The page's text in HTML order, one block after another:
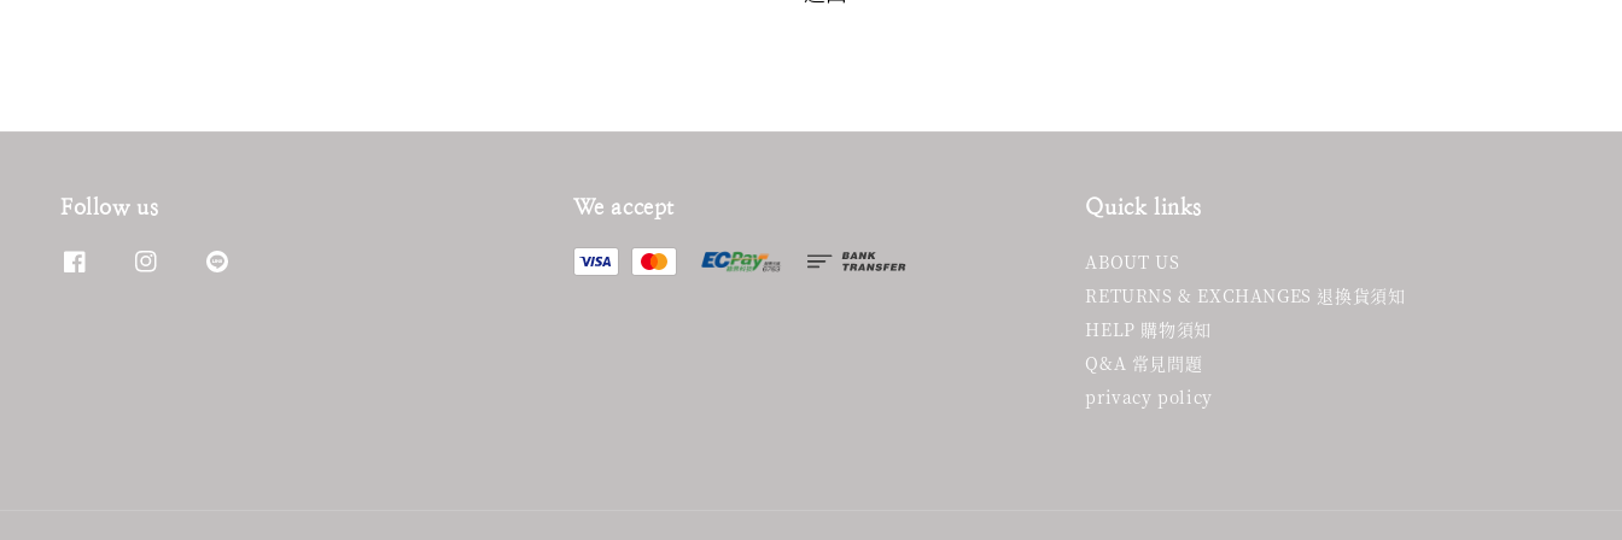
Follow us We accept Quick links
ABOUT US
RETURNS & EXCHANGES 退換貨須知
HELP 購物須知
Q&A 常見問題
privacy policy